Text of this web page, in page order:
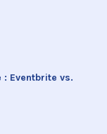
: Eventbrite vs.